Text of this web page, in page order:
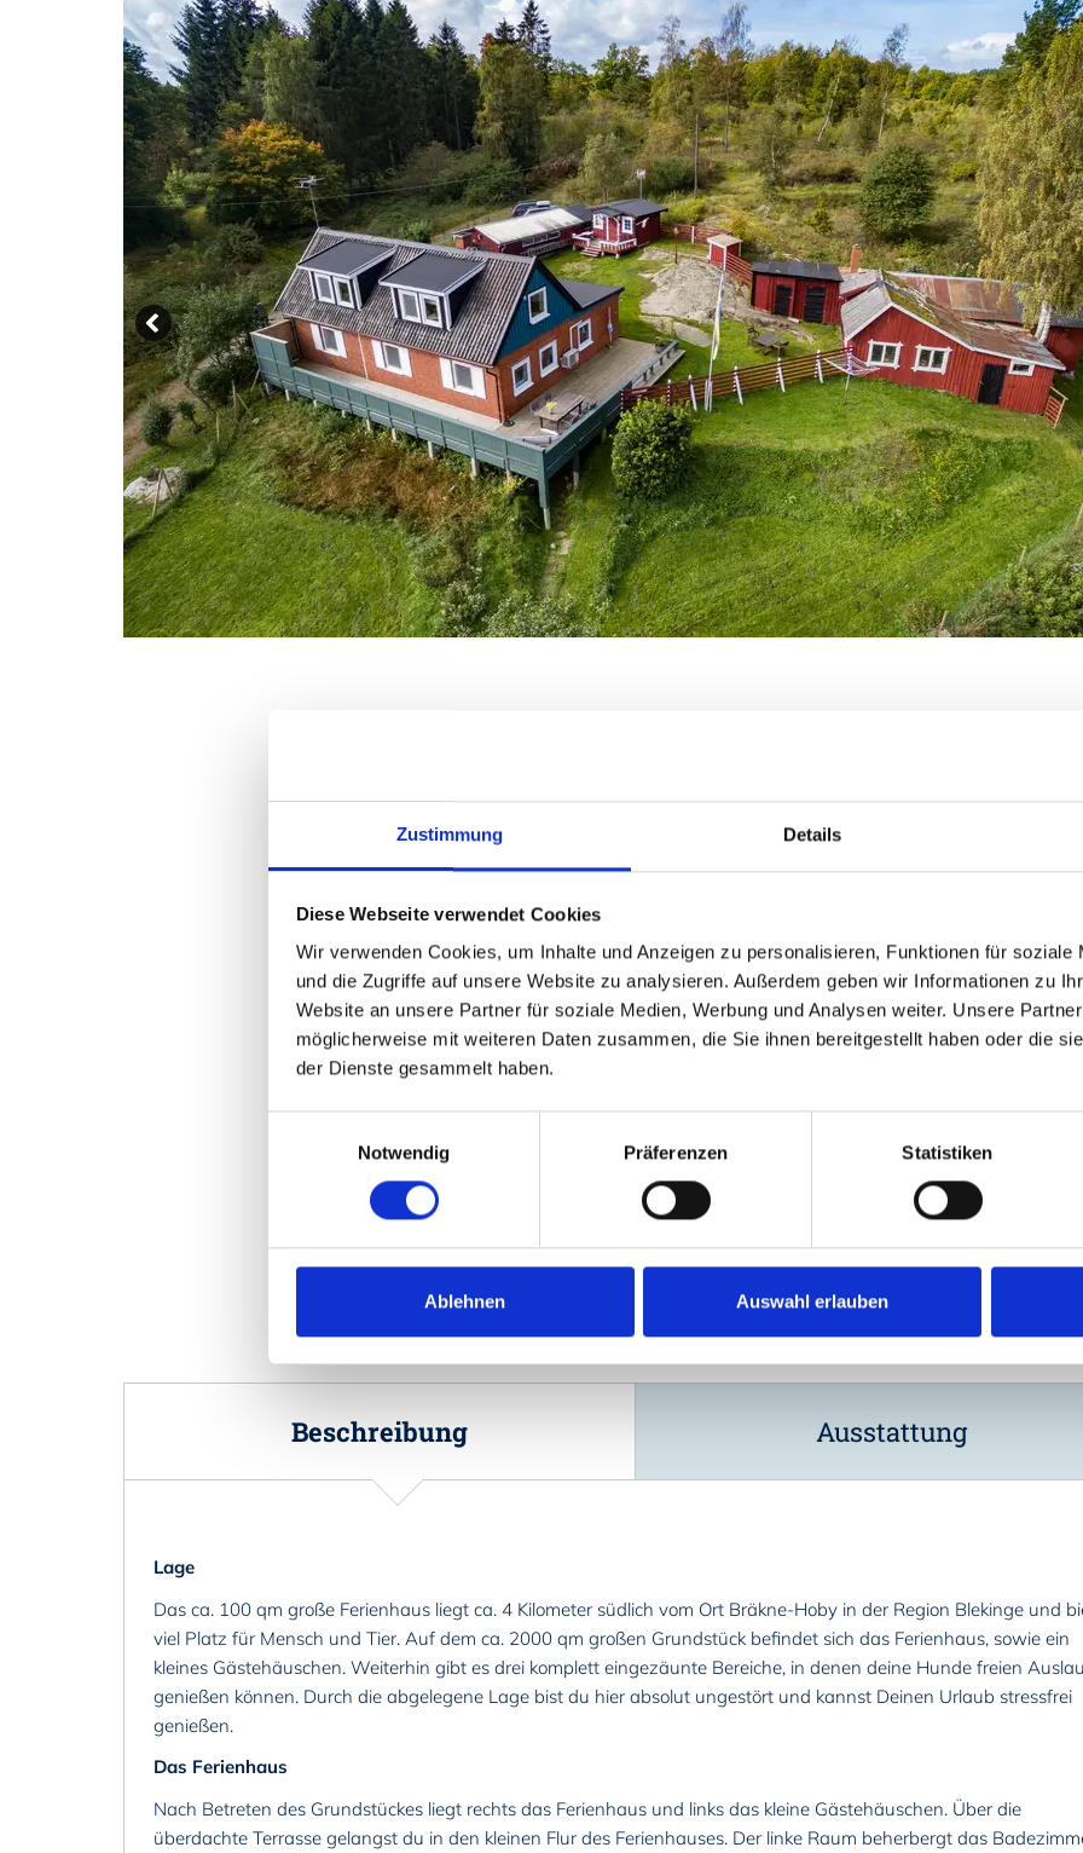
Zustimmung Details
Diese Webseite verwendet Cookies
Wir verwenden Cookies, um Inhalte und Anzeigen zu personalisieren, Funktionen für soziale
und die Zugriffe auf unsere Website zu analysieren. Außerdem geben wir Informationen zu
Website an unsere Partner für soziale Medien, Werbung und Analysen weiter. Unsere
möglicherweise mit weiteren Daten zusammen, die Sie ihnen bereitgestellt haben oder die
der Dienste gesammelt haben.
Notwendig
Präferenzen Statistiken
Ablehnen Auswahl erlauben
Beschreibung Ausstattung
Lage
Das ca. 100 qm große Ferienhaus liegt ca. 4 Kilometer südlich vom Ort Bräkne-Hoby in der Region Blekinge und
viel Platz für Mensch und Tier. Auf dem ca. 2000 qm großen Grundstück befindet sich das Ferienhaus, sowie ein
kleines Gästehäuschen. Weiterhin gibt es drei komplett eingezäunte Bereiche, in denen deine Hunde freien
genießen können. Durch die abgelegene Lage bist du hier absolut ungestört und kannst Deinen Urlaub stressfrei
genießen.
Das Ferienhaus
Nach Betreten des Grundstückes liegt rechts das Ferienhaus und links das kleine Gästehäuschen. Über die
überdachte Terrasse gelangst du in den kleinen Flur des Ferienhauses. Der linke Raum beherbergt das